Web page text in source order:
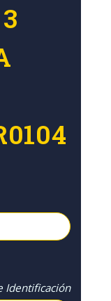
Identificación